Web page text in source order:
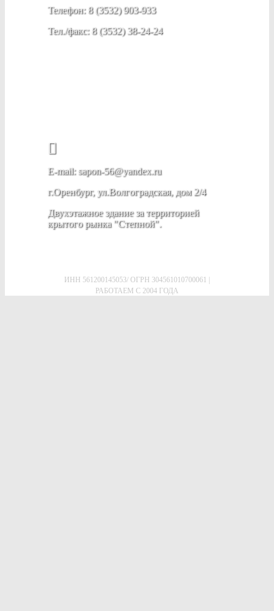
Телефон: 8 (3532) 903-933
Тел./факс: 8 (3532) 38-24-24
E-mail: sapon-56@yandex.ru
г.Оренбург, ул.Волгоградская, дом 2/4
Двухэтажное здание за территорией
крытого рынка "Степной".
ИНН 561200145053/ ОГРН 304561010700061 |
РАБОТАЕМ С 2004 ГОДА